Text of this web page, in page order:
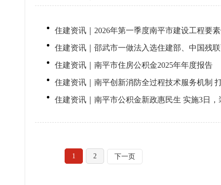
住建资讯｜2026年第一季度南平市建设工程要
住建资讯｜邵武市一做法入选住建部、中国残
住建资讯｜南平市住房公积金2025年年度报告
住建资讯｜南平创新消防全过程技术服务机制
住建资讯｜南平市公积金新政惠民生 实施3日
1 2 下一页